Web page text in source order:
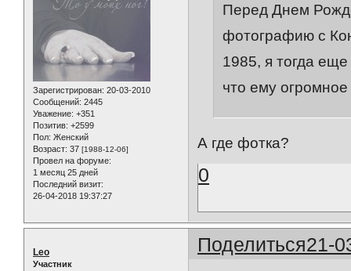
Зарегистрирован: 20-03-2010
Сообщений: 2445
Уважение: +351
Позитив: +2599
Пол: Женский
Возраст: 37 [1988-12-06]
Провел на форуме:
1 месяц 25 дней
Последний визит:
26-04-2018 19:37:27
Перед Днем
фотографию с
1985, я тогда
что ему
А где фотка?
0
Поделиться21-
Leo
Участник